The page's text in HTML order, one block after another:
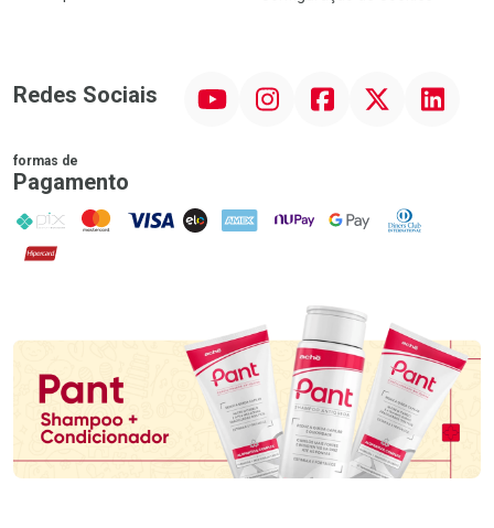
Redes Sociais InstagramFacebookTwitter Linkedin
formas de
Pagamento
PIX MasterCard
VISA ELO AMEX NuPay Google PayDiners Club
Hipercard
Promoção em Destaque